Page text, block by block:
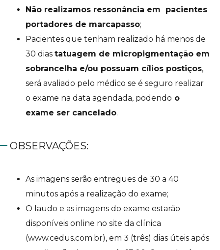
Não realizamos ressonância em pacientes
portadores de marcapasso;
Pacientes que tenham realizado há menos de
30 dias tatuagem de micropigmentação em
sobrancelha e/ou possuam cílios postiços,
será avaliado pelo médico se é seguro realizar
o exame na data agendada, podendo o
exame ser cancelado.
OBSERVAÇÕES:
As imagens serão entregues de 30 a 40
minutos após a realização do exame;
O laudo e as imagens do exame estarão
disponíveis online no site da clínica
(www.cedus.com.br), em 3 (três) dias úteis após